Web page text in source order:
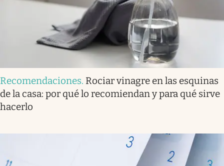
Recomendaciones. Rociar vinagre en las esquinas
de la casa: por qué lo recomiendan y para qué sirve
hacerlo